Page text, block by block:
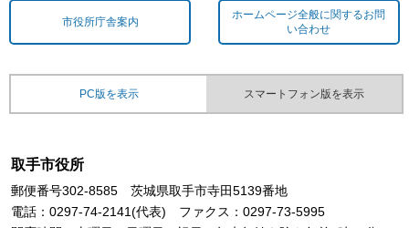
市役所庁舎案内
ホームページ全般に関するお問
い合わせ
PC版を表示 スマートフォン版を表示
取手市役所
郵便番号302-8585 茨城県取手市寺田5139番地
電話：0297-74-2141(代表) ファクス：0297-73-5995